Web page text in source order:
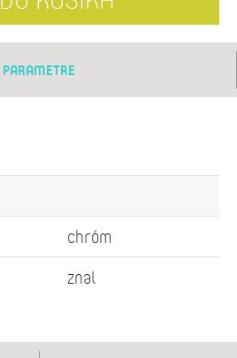
PARAMETRE
chróm
znal